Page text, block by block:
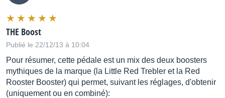
THE Boost
Publié le 22/12/13 à 10:04
Pour résumer, cette pédale est un mix des deux boosters
mythiques de la marque (la Little Red Trebler et la Red
Rooster Booster) qui permet, suivant les réglages, d'obtenir
(uniquement ou en combiné):